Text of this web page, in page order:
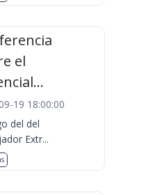
el
19 18:00:00
del del
Extr...